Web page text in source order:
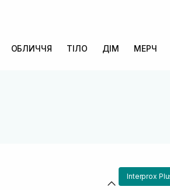
ОБЛИЧЧЯ ТІЛО ДІМ МЕРЧ
Interprox